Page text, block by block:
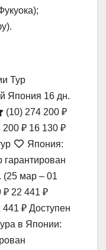
Тур
Япония 16 дн.
(10) 274 200 ₽
200 ₽ 16 130 ₽
Япония:
гарантирован
(25 мар – 01
₽ 22 441 ₽
441 ₽ Доступен
в Японии: